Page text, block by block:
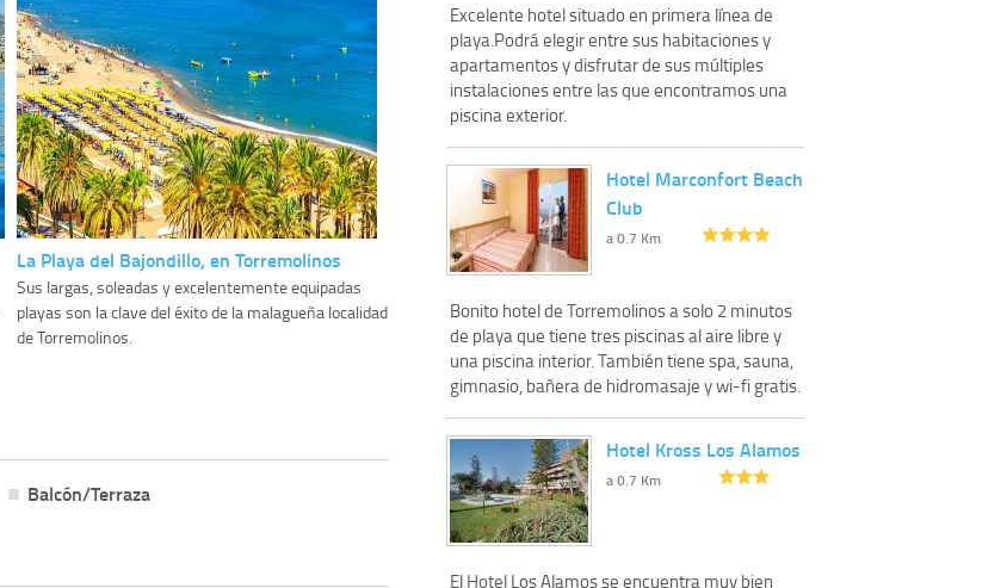
La Playa del Bajondillo, en Torremolinos
Sus largas, soleadas y excelentemente equipadas
playas son la clave del éxito de la malagueña localidad
de Torremolinos.
Balcón/Terraza
Excelente hotel situado en primera línea de
playa.Podrá elegir entre sus habitaciones y
apartamentos y disfrutar de sus múltiples
instalaciones entre las que encontramos una
piscina exterior.
Hotel Marconfort Beach
Club
a 0.7 Km
Bonito hotel de Torremolinos a solo 2 minutos
de playa que tiene tres piscinas al aire libre y
una piscina interior. También tiene spa, sauna,
gimnasio, bañera de hidromasaje y wi-fi gratis.
Hotel Kross Los Alamos
a 0.7 Km
El Hotel Los Alamos se encuentra muy bien